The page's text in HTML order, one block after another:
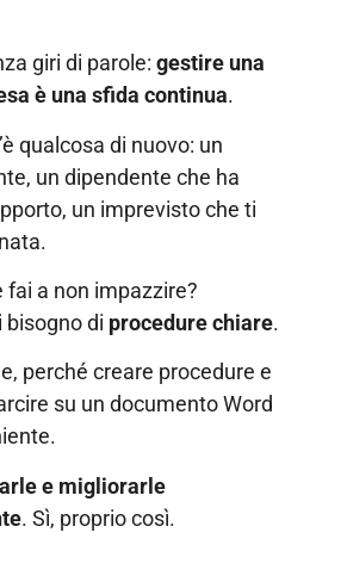
giri di parole: gestire una
è una sfida continua.
qualcosa di nuovo: un
un dipendente che ha
un imprevisto che ti
fai a non impazzire?
bisogno di procedure chiare.
perché creare procedure e
su un documento Word
e migliorarle
. Sì, proprio così.